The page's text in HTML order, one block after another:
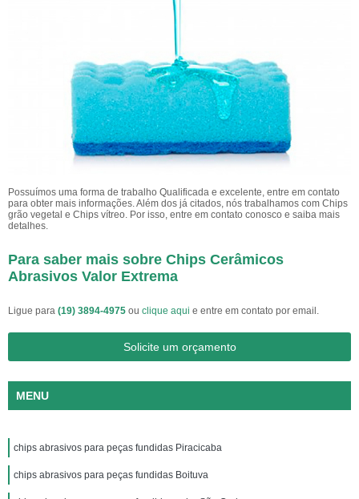
Possuímos uma forma de trabalho Qualificada e excelente, entre em contato
para obter mais informações. Além dos já citados, nós trabalhamos com Chips
grão vegetal e Chips vítreo. Por isso, entre em contato conosco e saiba mais
detalhes.
Para saber mais sobre Chips Cerâmicos
Abrasivos Valor Extrema
Ligue para (19) 3894-4975 ou clique aqui e entre em contato por email.
Solicite um orçamento
MENU
chips abrasivos para peças fundidas Piracicaba
chips abrasivos para peças fundidas Boituva